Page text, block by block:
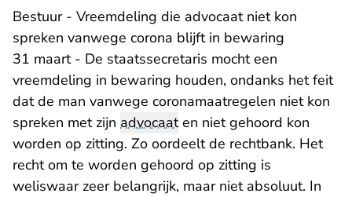
Bestuur - Vreemdeling die advocaat niet kon
spreken vanwege corona blijft in bewaring
31 maart - De staatssecretaris mocht een
vreemdeling in bewaring houden, ondanks het feit
dat de man vanwege coronamaatregelen niet kon
spreken met zijn advocaaten niet gehoord kon
worden op zitting. Zo oordeelt de rechtbank. Het
recht om te worden gehoord op zitting is
weliswaar zeer belangrijk, maar niet absoluut. In